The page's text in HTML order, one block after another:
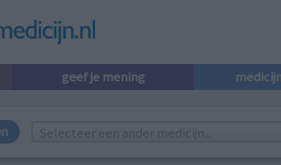
geef je mening
Selecteer een ander medicijn...